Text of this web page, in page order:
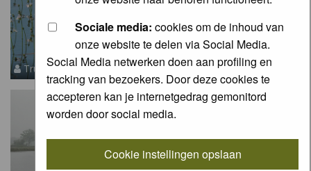
Sociale media: cookies om de inhoud van
onze website te delen via Social Media.
Social Media netwerken doen aan profiling en
tracking van bezoekers. Door deze cookies te
accepteren kan je internetgedrag gemonitord
worden door social media.
Cookie instellingen opslaan
Truus Aletta Maan | Waterviolier 51 2 5